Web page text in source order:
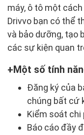
máy, ô tô một
Drivvo bạn có thể
và bảo dưỡng, tạo
các sự kiện quan
Một số tính
Đăng ký của
chúng bất cứ
Kiểm soát chi
Báo cáo đầy